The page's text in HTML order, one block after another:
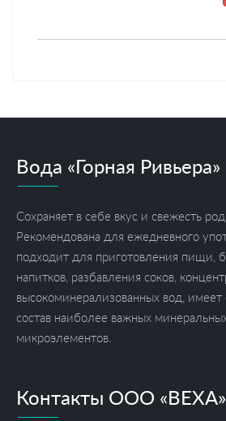
Вода «Горная Ривьера»
Сохраняет в себе вкус и свежесть
Рекомендована для ежедневного
подходит для приготовления пищи,
напитков, разбавления соков,
высокоминерализованных вод, имеет
состав наиболее важных
микроэлементов.
Контакты ООО «ВЕХА»